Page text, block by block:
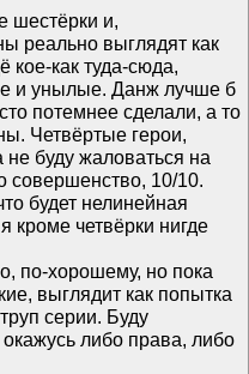
шестёрки и,
реально выглядят как
как туда-сюда,
и унылые. Данж лучше б
потемнее сделали, а то
Четвёртые герои,
буду жаловаться на
совершенство, 10/10.
будет нелинейная
кроме четвёрки нигде
по-хорошему, но пока
выглядит как попытка
серии. Буду
либо права, либо